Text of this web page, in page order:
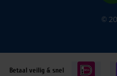
©
Betaal veilig & snel